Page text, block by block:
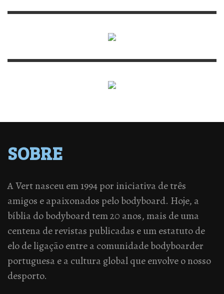
SOBRE
A Vert nasceu em 1994 por iniciativa de três
amigos e apaixonados pelo bodyboard. Hoje, a
bíblia do bodyboard tem 20 anos, mais de uma
centena de revistas publicadas e um estatuto de
elo de ligação entre a comunidade bodyboarder
portuguesa e a cultura global que envolve o nosso
desporto.